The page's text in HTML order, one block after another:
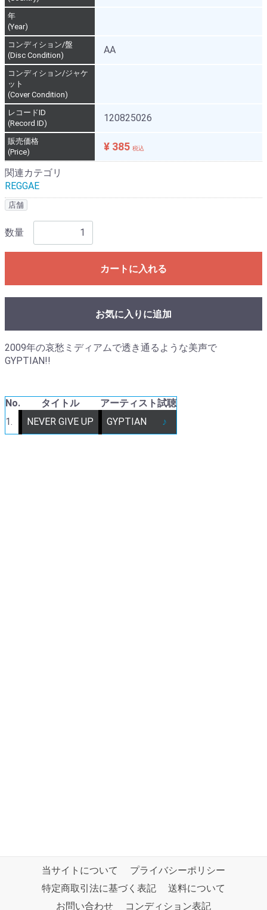
年
(Year)
コンディション/盤
(Disc Condition)
AA
コンディション/ジャケ
ット
(Cover Condition)
レコードID
(Record ID)
120825026
販売価格
(Price)
¥ 385 税込
関連カテゴリ
REGGAE
店舗
数量
カートに入れる
お気に入りに追加
2009年の哀愁ミディアムで透き通るような美声で
GYPTIAN!!
No. タイトル アーティスト試聴
1.
NEVER GIVE UP GYPTIAN ♪
当サイトについて
プライバシーポリシー
特定商取引法に基づく表記
送料について
お問い合わせ
コンディション表記